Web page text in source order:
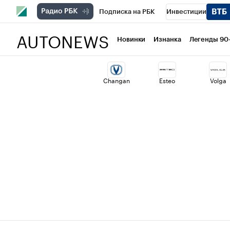
Подписка на РБК Инвестиции
Национальные проекты Город
Кредитные рейтинги Франшизы
AUTONEWS Новинки Изнанка Легенды
Changan Esteo Volga